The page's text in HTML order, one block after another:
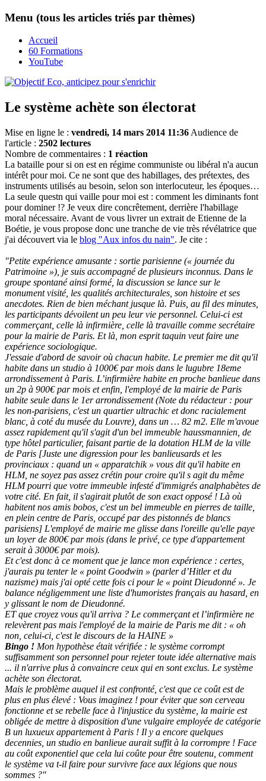
Menu (tous les articles triés par thèmes)
Accueil
60 Formations
YouTube
Le système achète son électorat
Mise en ligne le : vendredi, 14 mars 2014 11:36 Audience de
l'article : 2502 lectures
Nombre de commentaires : 1 réaction
La bataille pour si on est en régime communiste ou libéral n'a aucun
intérêt pour moi. Ce ne sont que des habillages, des prétextes, des
instruments utilisés au besoin, selon son interlocuteur, les époques…
La seule questn qui vaille pour moi est : comment les diminants font
pour dominer !? Je veux dire concrêtement, derrière l'habillage
moral nécessaire. Avant de vous livrer un extrait de Etienne de la
Boétie, je vous propose donc une tranche de vie très révélatrice que
j'ai découvert via le blog "Aux infos du nain". Je cite :
"Petite expérience amusante : sortie parisienne (« journée du
Patrimoine »), je suis accompagné de plusieurs inconnus. Dans le
groupe spontané ainsi formé, la discussion se lance sur le
monument visité, les qualités architecturales, son histoire et ses
anecdotes. Rien de bien méchant jusque là. Puis, au fil des minutes,
les participants dévoilent un peu leur vie personnel. Celui-ci est
commerçant, celle là infirmière, celle là travaille comme secrétaire
pour la mairie de Paris. Et là, mon esprit taquin veut faire une
expérience sociologique.
J'essaie d'abord de savoir où chacun habite. Le premier me dit qu'il
habite dans un studio à 1000€ par mois dans le lugubre 18eme
arrondissement à Paris. L’infirmière habite en proche banlieue dans
un 2p à 900€ par mois et enfin, l'employé de la mairie de Paris
habite seule dans le 1er arrondissement (Note du rédacteur : pour
les non-parisiens, c'est un quartier ultrachic et donc racialement
blanc, à coté du musée du Louvre), dans un … 82 m2. Elle m'avoue
assez rapidement qu'il s'agit d'un bel immeuble haussmannien, de
type hôtel particulier, faisant partie de la dotation HLM de la ville
de Paris [Juste une digression pour les banlieusards et les
provinciaux : quand un « apparatchik » vous dit qu'il habite en
HLM, ne soyez pas assez crétin pour croire qu'il s agit du même
HLM pourri que votre immeuble infesté d'immigrés analphabètes de
votre cité. En fait, il s'agirait plutôt de son exact opposé ! Là où
habitent nos amis bobos, c'est un bel immeuble en pierres de taille,
en plein centre de Paris, occupé par des pistonnés de blancs
parisiens] L'employé de mairie me glisse dans l'oreille qu'elle paye
un loyer de 800€ par mois (dans le privé, ce type d'appartement
serait à 3000€ par mois).
Et c'est donc à ce moment que je lance mon expérience : certes,
j'aurais pu tenter le « point Goodwin » (parler d’Hitler et du
nazisme) mais j'ai opté cette fois ci pour le « point Dieudonné ». Je
balance négligemment une liste d'humoristes français au hasard, en
y glissant le nom de Dieudonné.
ET que croyez vous qu'il arriva ? Le commerçant et l’infirmière ne
relevèrent pas mais l'employé de la mairie de Paris me dit : « oh
non, celui-ci, c'est le discours de la HAINE »
Bingo ! Mon hypothèse était vérifiée : le système corrompt
suffisamment son personnel pour rejeter toute idée alternative mais
... il n'arrive plus à convaincre ceux qui en sont exclus. Le système
achète son électorat.
Mais le problème auquel il est confronté, c'est que ce coût est de
plus en plus élevé : Vous imaginez ! pour éviter que son cerveau
fonctionne et se rebelle face à l'injustice du système, la mairie est
obligée de mettre à disposition d'une vulgaire employée de catégorie
B un luxueux appartement à Paris ! Il y a encore quelques
decennies, un studio en banlieue aurait suffit à la corrompre ! Face
au coût exponentiel que cela lui coûte pour être soutenu, comment
le système va t-il faire pour survivre face aux légions que nous
sommes ?"